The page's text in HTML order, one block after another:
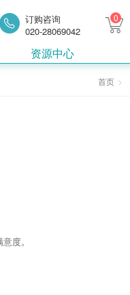
0
订购咨询
020-28069042
资源中心
首页
度。